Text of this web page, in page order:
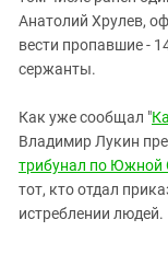
Анатолий Хрулев,
вести пропавшие -
сержанты.
Как уже сообщал "
Владимир Лукин
трибунал по Южной
тот, кто отдал
истреблении людей.